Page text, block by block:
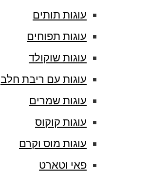
עוגות תותים
עוגות תפוחים
עוגות שוקולד
עוגות עם ריבת חלב
עוגות שמרים
עוגות קוקוס
עוגות מוס וקרם
פאי וטארט